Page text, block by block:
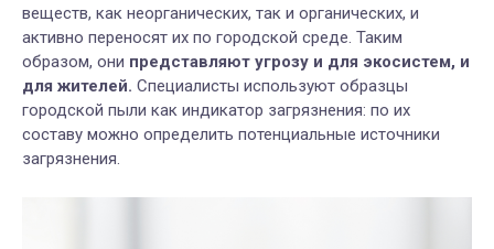
веществ, как неорганических, так и органических, и
активно переносят их по городской среде. Таким
образом, они представляют угрозу и для экосистем, и
для жителей. Специалисты используют образцы
городской пыли как индикатор загрязнения: по их
составу можно определить потенциальные источники
загрязнения.